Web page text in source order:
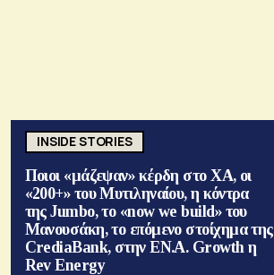
INSIDE STORIES
Ποιοι «μάζεψαν» κέρδη στο ΧΑ, οι
«200+» του Μυτιληναίου, η κόντρα
της Jumbo, το «now we build» του
Μανουσάκη, το επόμενο στοίχημα της
CrediaBank, στην ΕΝ.Α. Growth η
Rev Energy